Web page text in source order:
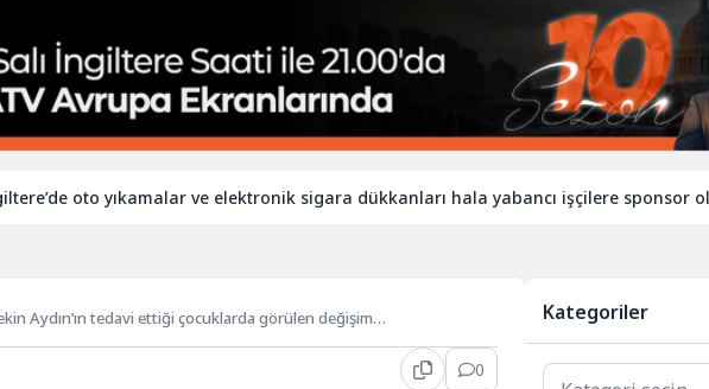
oto yıkamalar ve elektronik sigara dükkanları hala yabancı işçilere sponsor olabiliyor
Aydın’ın tedavi ettiği çocuklarda görülen değişim…
0
Kategoriler
Kategoriler